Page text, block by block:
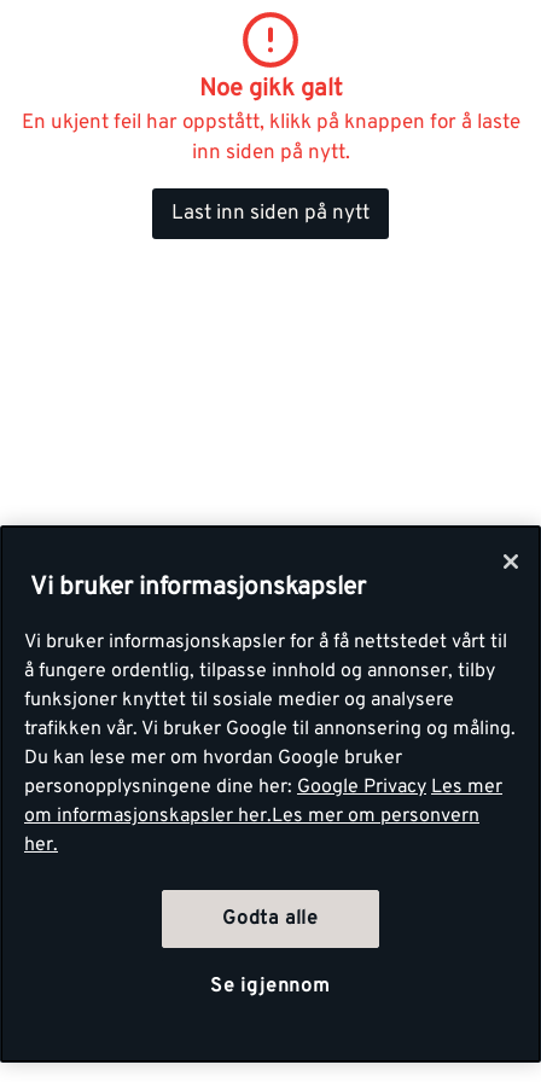
Noe gikk galt
En ukjent feil har oppstått, klikk på knappen for å laste
inn siden på nytt.
Last inn siden på nytt
Vi bruker informasjonskapsler
Vi bruker informasjonskapsler for å få nettstedet vårt til
å fungere ordentlig, tilpasse innhold og annonser, tilby
funksjoner knyttet til sosiale medier og analysere
trafikken vår. Vi bruker Google til annonsering og måling.
Du kan lese mer om hvordan Google bruker
personopplysningene dine her: Google Privacy Les mer
om informasjonskapsler her.Les mer om personvern
her.
Godta alle
Se igjennom